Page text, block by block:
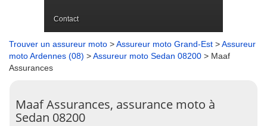
Contact
Trouver un assureur moto >Assureur moto Grand-Est >Assureur
moto Ardennes (08) >Assureur moto Sedan 08200 > Maaf
Assurances
Maaf Assurances, assurance moto à
Sedan 08200